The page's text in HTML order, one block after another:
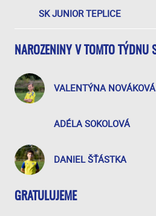
SK JUNIOR TEPLICE
NAROZENINY V TOMTO TÝDNU
VALENTÝNA NOVÁKOVÁ
ADÉLA SOKOLOVÁ
DANIEL ŠŤÁSTKA
GRATULUJEME